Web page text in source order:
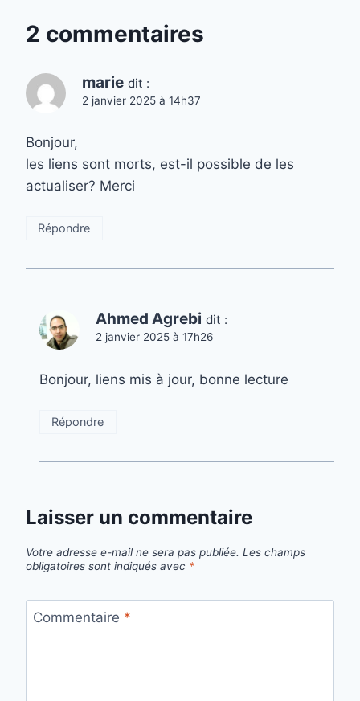
2 commentaires
marie dit :
2 janvier 2025 à 14h37
Bonjour,
les liens sont morts, est-il possible de les
actualiser? Merci
Répondre
Ahmed Agrebi dit :
2 janvier 2025 à 17h26
Bonjour, liens mis à jour, bonne lecture
Répondre
Laisser un commentaire
Votre adresse e-mail ne sera pas publiée. Les champs
obligatoires sont indiqués avec *
Commentaire *